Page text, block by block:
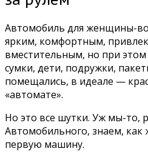
Автомобиль для женщины-
ярким, комфортным,
вместительным, но при
сумки, дети, подружки,
помещались, в идеале —
«автомате».
Но это все шутки. Уж мы-то,
Автомобильного, знаем,
первую машину.